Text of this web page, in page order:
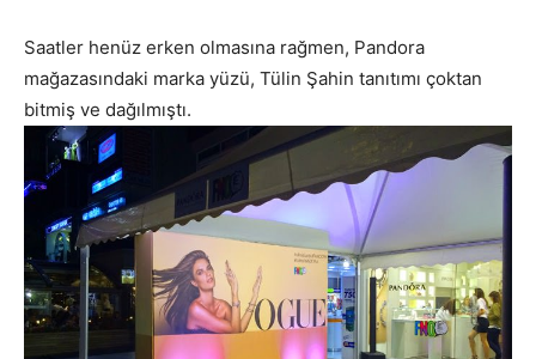
Saatler henüz erken olmasına rağmen, Pandora
mağazasındaki marka yüzü, Tülin Şahin tanıtımı çoktan
bitmiş ve dağılmıştı.